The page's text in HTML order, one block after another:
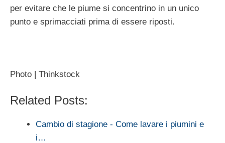
per evitare che le piume si concentrino in un unico
punto e sprimacciati prima di essere riposti.
Photo | Thinkstock
Related Posts:
Cambio di stagione - Come lavare i piumini e
i…